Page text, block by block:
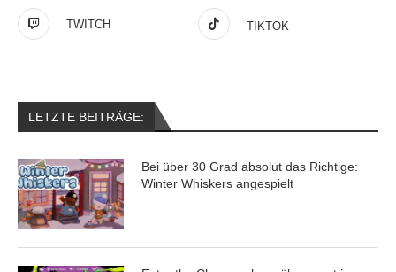
TWITCH TIKTOK
LETZTE BEITRÄGE:
Bei über 30 Grad absolut das Richtige:
Winter Whiskers angespielt